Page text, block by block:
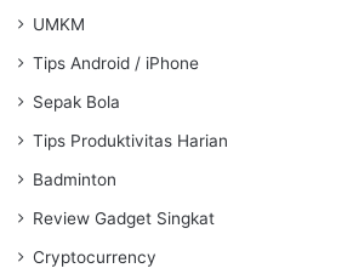
UMKM
Tips Android / iPhone
Sepak Bola
Tips Produktivitas Harian
Badminton
Review Gadget Singkat
Cryptocurrency